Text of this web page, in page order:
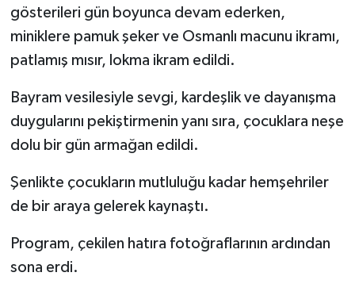
gösterileri gün boyunca devam ederken,
miniklere pamuk şeker ve Osmanlı macunu ikramı,
patlamış mısır, lokma ikram edildi.
Bayram vesilesiyle sevgi, kardeşlik ve dayanışma
duygularını pekiştirmenin yanı sıra, çocuklara neşe
dolu bir gün armağan edildi.
Şenlikte çocukların mutluluğu kadar hemşehriler
de bir araya gelerek kaynaştı.
Program, çekilen hatıra fotoğraflarının ardından
sona erdi.